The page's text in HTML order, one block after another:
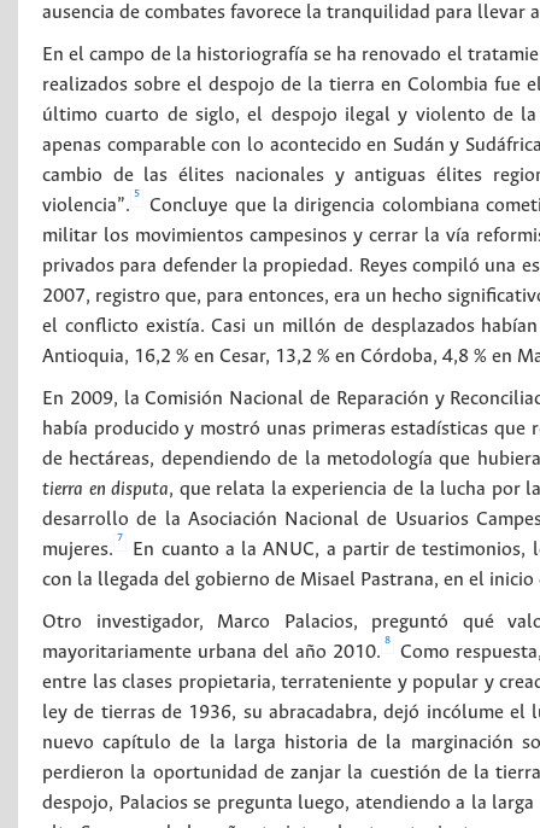
ausencia de combates favorece la tranquilidad para llevar
En el campo de la historiografía se ha renovado el
realizados sobre el despojo de la tierra en Colombia fue
último cuarto de siglo, el despojo ilegal y violento de
apenas comparable con lo acontecido en Sudán y
cambio de las élites nacionales y antiguas élites
violencia”.
5
Concluye que la dirigencia colombiana
militar los movimientos campesinos y cerrar la vía
privados para defender la propiedad. Reyes compiló una
2007, registro que, para entonces, era un hecho
el conflicto existía. Casi un millón de desplazados
Antioquia, 16,2 % en Cesar, 13,2 % en Córdoba, 4,8 % en
En 2009, la Comisión Nacional de Reparación y
había producido y mostró unas primeras estadísticas
de hectáreas, dependiendo de la metodología que
tierra en disputa, que relata la experiencia de la lucha por
desarrollo de la Asociación Nacional de Usuarios
mujeres.
7
En cuanto a la ANUC, a partir de
con la llegada del gobierno de Misael Pastrana, en el inicio
Otro investigador, Marco Palacios, preguntó qué
mayoritariamente urbana del año 2010.
8
Como
entre las clases propietaria, terrateniente y popular y
ley de tierras de 1936, su abracadabra, dejó incólume
nuevo capítulo de la larga historia de la marginación
perdieron la oportunidad de zanjar la cuestión de la
despojo, Palacios se pregunta luego, atendiendo a la